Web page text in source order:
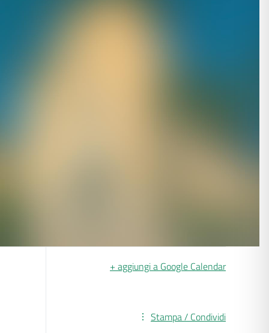
+ aggiungi a Google Calendar
Stampa / Condividi